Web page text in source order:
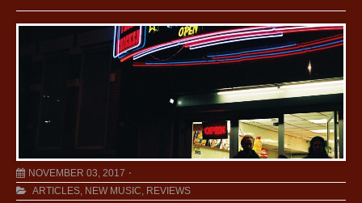
NOVEMBER 03, 2017
ARTICLES, NEW MUSIC, REVIEWS